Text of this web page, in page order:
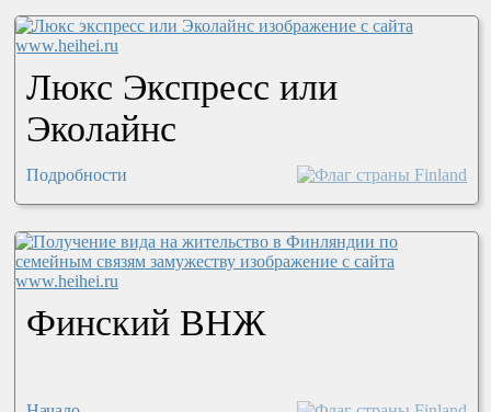
Люкс Экспресс или
Эколайнс
Подробности
Финский ВНЖ